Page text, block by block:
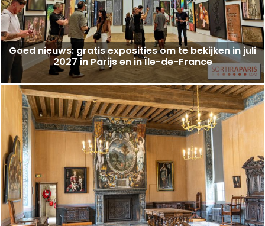
Goed nieuws: gratis exposities om te bekijken in juli
2027 in Parijs en in Île-de-France